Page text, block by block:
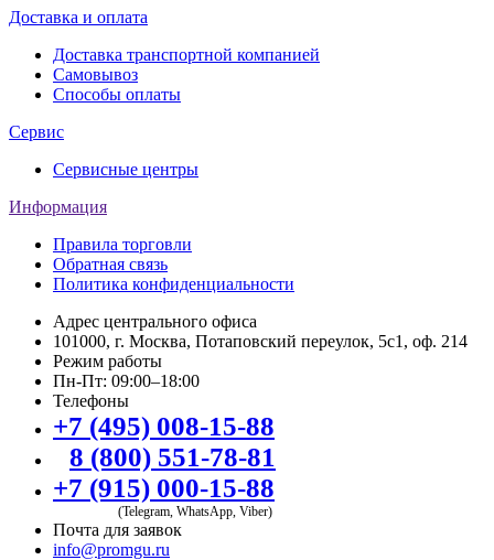
Доставка и оплата
Доставка транспортной компанией
Самовывоз
Способы оплаты
Сервис
Сервисные центры
Информация
Правила торговли
Обратная связь
Политика конфиденциальности
Адрес центрального офиса
101000, г. Москва, Потаповский переулок, 5с1, оф. 214
Режим работы
Пн-Пт: 09:00–18:00
Телефоны
+7 (495) 008-15-88
8 (800) 551-78-81
+7 (915) 000-15-88
(Telegram, WhatsApp, Viber)
Почта для заявок
info@promgu.ru